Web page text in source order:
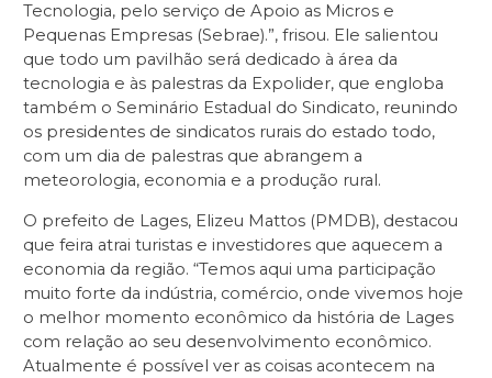
Tecnologia, pelo serviço de Apoio as Micros e
Pequenas Empresas (Sebrae).”, frisou. Ele salientou
que todo um pavilhão será dedicado à área da
tecnologia e às palestras da Expolider, que engloba
também o Seminário Estadual do Sindicato, reunindo
os presidentes de sindicatos rurais do estado todo,
com um dia de palestras que abrangem a
meteorologia, economia e a produção rural.
O prefeito de Lages, Elizeu Mattos (PMDB), destacou
que feira atrai turistas e investidores que aquecem a
economia da região. “Temos aqui uma participação
muito forte da indústria, comércio, onde vivemos hoje
o melhor momento econômico da história de Lages
com relação ao seu desenvolvimento econômico.
Atualmente é possível ver as coisas acontecem na